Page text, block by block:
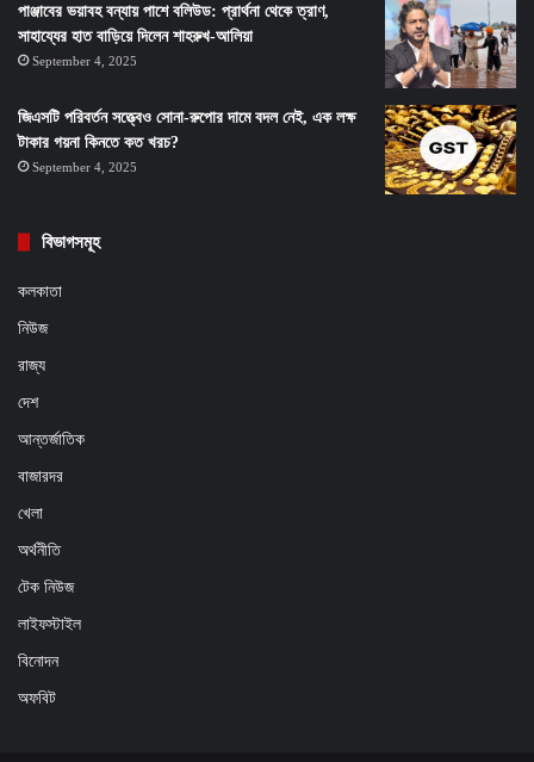
পাঞ্জাবের ভয়াবহ বন্যায় পাশে বলিউড: প্রার্থনা থেকে ত্রাণ,
সাহায্যের হাত বাড়িয়ে দিলেন শাহরুখ-আলিয়া
September 4, 2025
জিএসটি পরিবর্তন সত্ত্বেও সোনা-রুপোর দামে বদল নেই, এক লক্ষ
টাকার গয়না কিনতে কত খরচ?
September 4, 2025
বিভাগসমূহ
কলকাতা
নিউজ
রাজ্য
দেশ
আন্তর্জাতিক
বাজারদর
খেলা
অর্থনীতি
টেক নিউজ
লাইফস্টাইল
বিনোদন
অফবিট